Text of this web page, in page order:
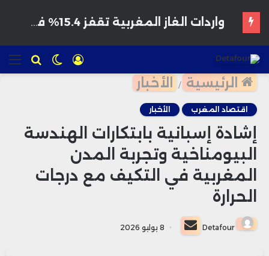
للبحث الوضع
المظلم
تسجيل
الدخول
الرئيسية / الأخبار
اقتصاد المغرب الأخبار
إشادة إسبانية بابتكارات الهندسة
البيومناخية وتجربة المدن
المغربية في التكيف مع درجات
الحرارة
Detafour
أرسل
بريدا
8 يوليو 2026